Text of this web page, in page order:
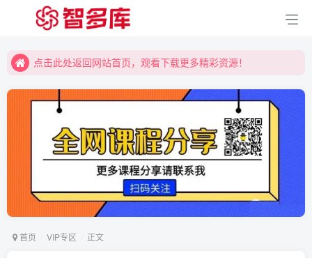
点击此处返回网站首页，观看下载更多精彩资源！
点击此处返回网站首页，观看下载更多精彩资源！
首页 VIP专区 正文